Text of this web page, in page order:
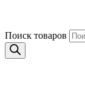
Поиск товаров